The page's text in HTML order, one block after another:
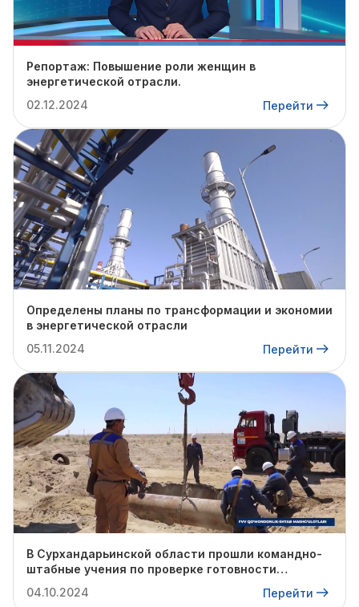
Репортаж: Повышение роли женщин в
энергетической отрасли.
02.12.2024
Перейти
Определены планы по трансформации и экономии
в энергетической отрасли
05.11.2024
Перейти
В Сурхандарьинской области прошли командно-
штабные учения по проверке готовности
отопительному сезону.
04.10.2024 Перейти